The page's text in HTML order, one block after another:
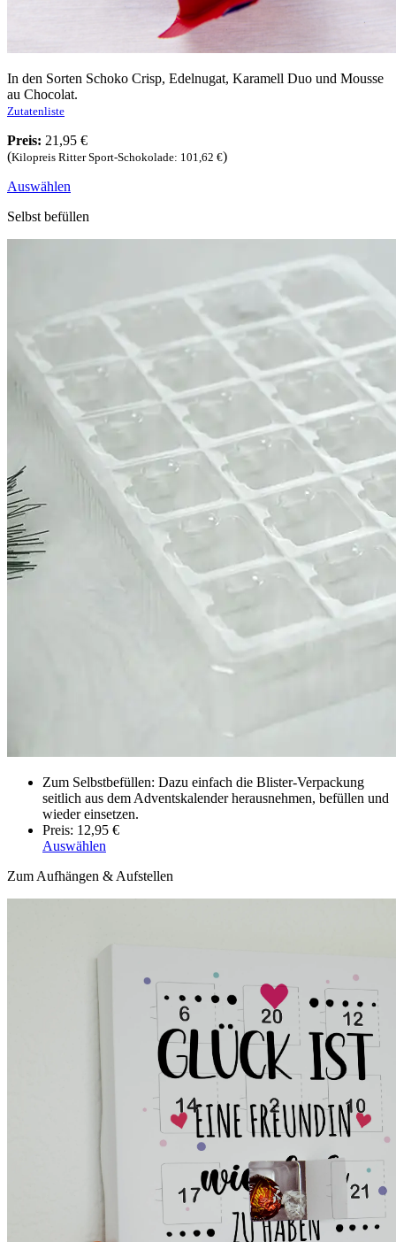
In den Sorten Schoko Crisp, Edelnugat, Karamell Duo und Mousse
au Chocolat.
Zutatenliste
Preis: 21,95 €
(Kilopreis Ritter Sport-Schokolade: 101,62 €)
Auswählen
Selbst befüllen
Zum Selbstbefüllen: Dazu einfach die Blister-Verpackung
seitlich aus dem Adventskalender herausnehmen, befüllen und
wieder einsetzen.
Preis: 12,95 €
Auswählen
Zum Aufhängen & Aufstellen